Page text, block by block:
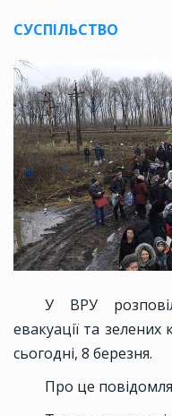
СУСПІЛЬСТВО
У ВРУ
евакуації та
сьогодні, 8 березня.
Про це